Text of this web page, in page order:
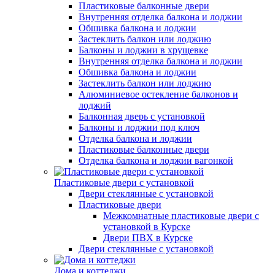
Пластиковые балконные двери
Внутренняя отделка балкона и лоджии
Обшивка балкона и лоджии
Застеклить балкон или лоджию
Балконы и лоджии в хрущевке
Внутренняя отделка балкона и лоджии
Обшивка балкона и лоджии
Застеклить балкон или лоджию
Алюминиевое остекление балконов и
лоджий
Балконная дверь с установкой
Балконы и лоджии под ключ
Отделка балкона и лоджии
Пластиковые балконные двери
Отделка балкона и лоджии вагонкой
Пластиковые двери с установкой
Двери стеклянные с установкой
Пластиковые двери
Межкомнатные пластиковые двери с
установкой в Курске
Двери ПВХ в Курске
Двери стеклянные с установкой
Дома и коттеджи